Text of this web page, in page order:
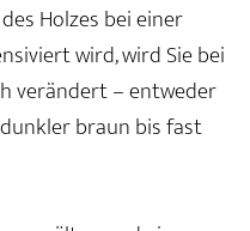
Holzes bei einer
wird, wird Sie bei
verändert – entweder
braun bis fast